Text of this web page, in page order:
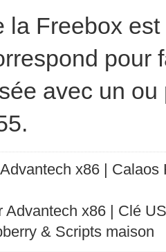
la Freebox
pour
avec un
x86 |
Advantech x86 | Clé
& Scripts maison